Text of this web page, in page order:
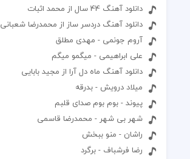
دانلود آهنگ 44 سال از محمد اثبات
دانلود آهنگ دردسر ساز از محمدرضا شعبانی
آروم جونمی - مهدی مطلق
علی ابراهیمی - میگمو میگم
دانلود آهنگ ماه دل آرا از مجید بابایی
میلاد درویش - بدرقه
پیوند - بوم بوم صدای قلبم
شهر بی شهر - محمدرضا قاسمی
راشان - منو ببخش
رضا فرشباف - برگرد